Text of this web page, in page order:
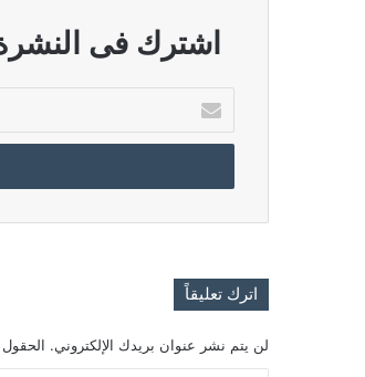
اشترك فى
بريدك
الإلكتروني
اترك تعليقاً
لن يتم نشر عنوان بريدك الإلكتروني. الحقول